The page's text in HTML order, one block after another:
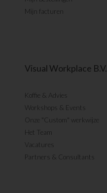
Mijn facturen
Visual Workplace B.V.
Koffie & Advies
Workshops & Events
Onze "Custom" werkwijze
Het Team
Vacatures
Partners & Consultants